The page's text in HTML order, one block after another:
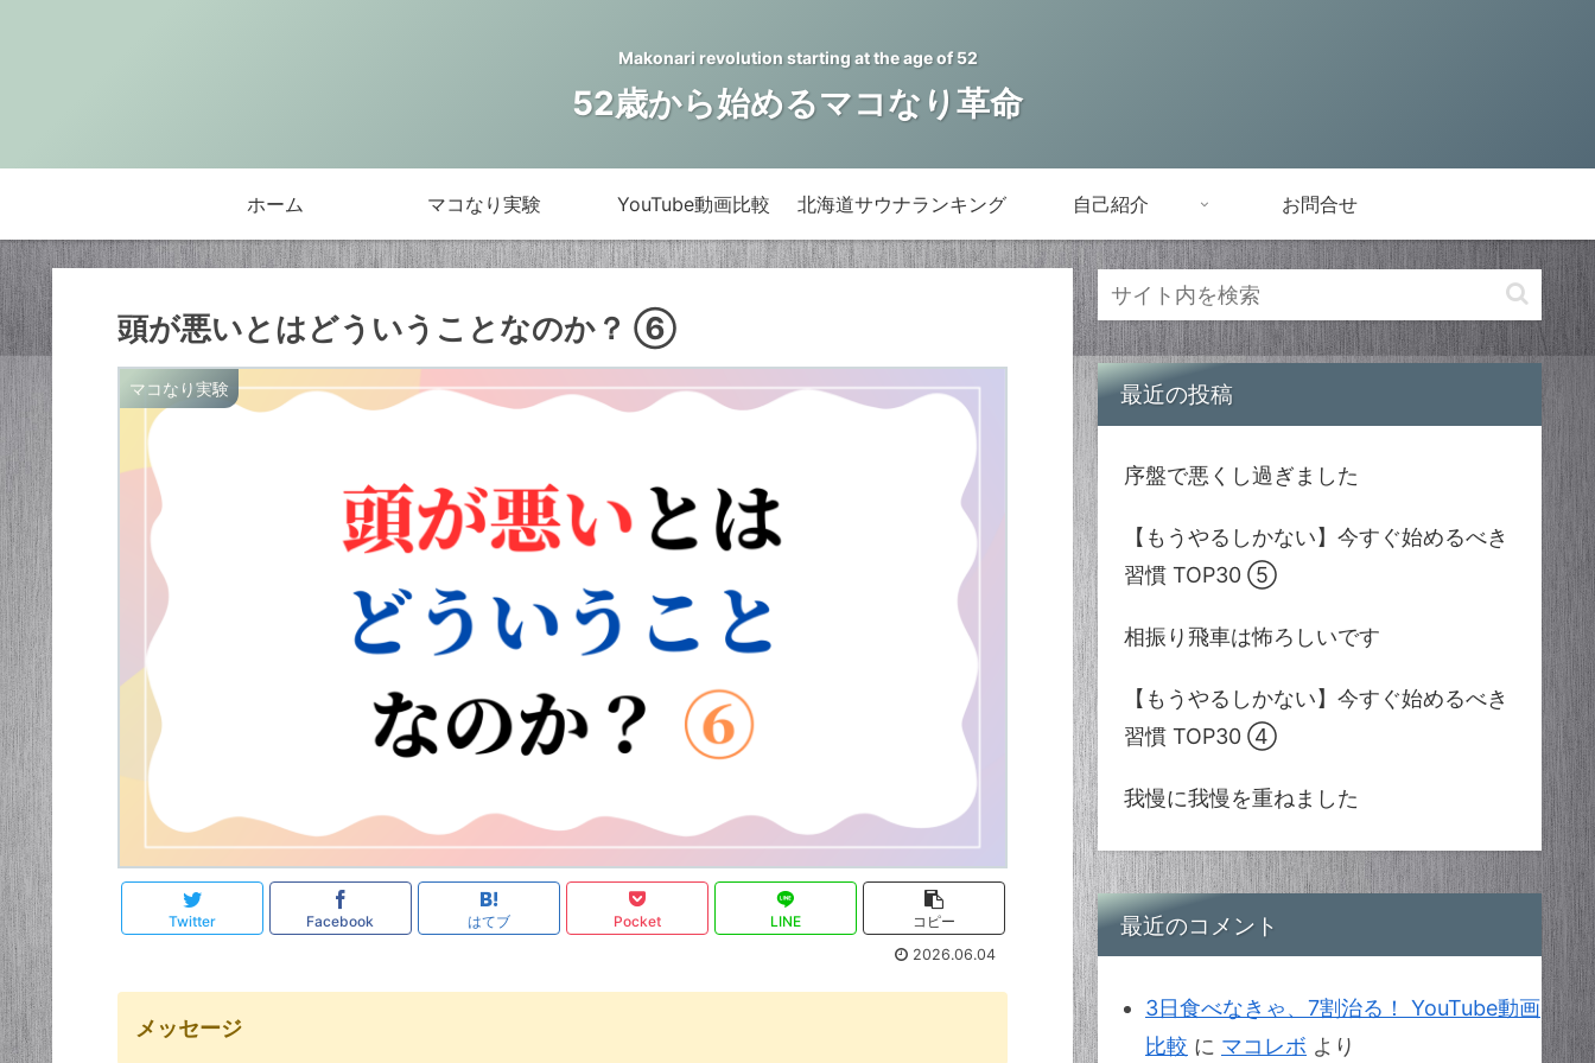
Makonari revolution starting at the age of 52
52歳から始めるマコなり革命
ホーム マコなり実験 YouTube動画比較 北海道サウナランキング 自己紹介 お問合せ
頭が悪いとはどういうことなのか？ ⑥
マコなり実験
Twitter Facebook はてブ Pocket LINE
コピー
2026.06.04
メッセージ
最近の投稿
序盤で悪くし過ぎました
【もうやるしかない】今すぐ始めるべき
習慣 TOP30 ⑤
相振り飛車は怖ろしいです
【もうやるしかない】今すぐ始めるべき
習慣 TOP30 ④
我慢に我慢を重ねました
最近のコメント
3日食べなきゃ、7割治る！ YouTube動画
比較 に マコレボ より